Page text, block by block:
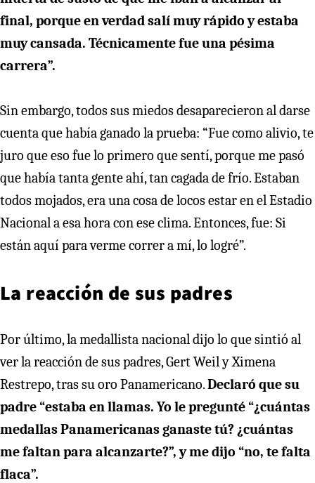
final, porque en verdad salí muy rápido y estaba
muy cansada. Técnicamente fue una pésima
carrera”.
Sin embargo, todos sus miedos desaparecieron al darse
cuenta que había ganado la prueba: “Fue como alivio, te
juro que eso fue lo primero que sentí, porque me pasó
que había tanta gente ahí, tan cagada de frío. Estaban
todos mojados, era una cosa de locos estar en el Estadio
Nacional a esa hora con ese clima. Entonces, fue: Si
están aquí para verme correr a mí, lo logré”.
La reacción de sus padres
Por último, la medallista nacional dijo lo que sintió al
ver la reacción de sus padres, Gert Weil y Ximena
Restrepo, tras su oro Panamericano.Declaró que su
padre “estaba en llamas. Yo le pregunté “¿cuántas
medallas Panamericanas ganaste tú? ¿cuántas
me faltan para alcanzarte?”, y me dijo “no, te falta
flaca”.